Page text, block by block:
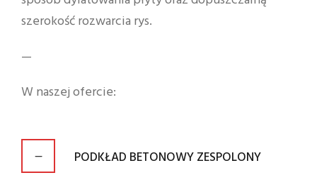
szerokość rozwarcia rys.
—
W naszej ofercie:
PODKŁAD BETONOWY ZESPOLONY